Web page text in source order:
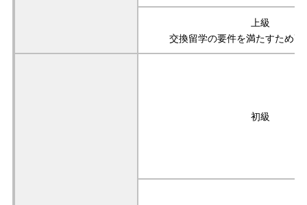
上級
交換留学の要件を満たすため高
初級